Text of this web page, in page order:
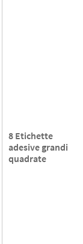
8 Etichette
adesive grandi
quadrate